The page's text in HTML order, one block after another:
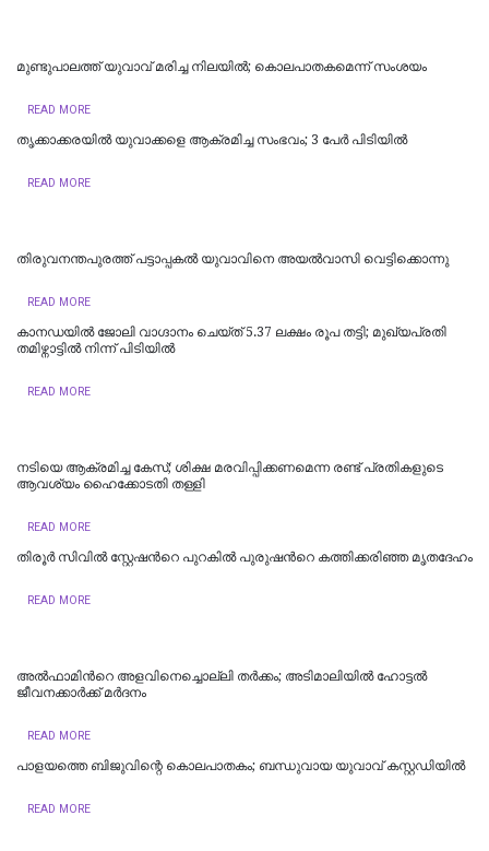
മുണ്ടുപാലത്ത് യുവാവ് മരിച്ച നിലയില്‍; കൊലപാതകമെന്ന് സംശയം
READ MORE
തൃക്കാക്കരയിൽ യുവാക്കളെ ആക്രമിച്ച സംഭവം; 3 പേർ പിടിയിൽ
READ MORE
തിരുവനന്തപുരത്ത് പട്ടാപ്പകൽ യുവാവിനെ അയൽവാസി വെട്ടിക്കൊന്നു
READ MORE
കാനഡയിൽ ജോലി വാഗ്ദാനം ചെയ്ത് 5.37 ലക്ഷം രൂപ തട്ടി; മുഖ്യപ്രതി
തമിഴ്നാട്ടിൽ നിന്ന് പിടിയിൽ
READ MORE
നടിയെ ആക്രമിച്ച കേസ്; ശിക്ഷ മരവിപ്പിക്കണമെന്ന രണ്ട് പ്രതികളുടെ
ആവശ്യം ഹൈക്കോടതി തള്ളി
READ MORE
തിരൂർ സിവിൽ സ്റ്റേഷന്‍റെ പുറകിൽ പുരുഷന്‍റെ കത്തിക്കരിഞ്ഞ മൃതദേഹം
READ MORE
അൽഫാമിന്‍റെ അളവിനെച്ചൊല്ലി തർക്കം; അടിമാലിയിൽ ഹോട്ടല്‍
ജീവനക്കാര്‍ക്ക് മര്‍ദനം
READ MORE
പാളയത്തെ ബിജുവിന്റെ കൊലപാതകം; ബന്ധുവായ യുവാവ് കസ്റ്റഡിയില്‍
READ MORE